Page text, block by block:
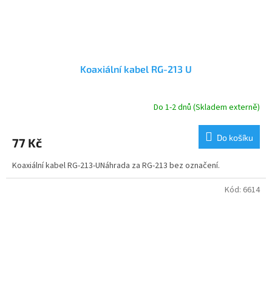
Koaxiální kabel RG-213 U
Do 1-2 dnů (Skladem externě)
77 Kč Do košíku
Koaxiální kabel RG-213-UNáhrada za RG-213 bez označení.
Kód: 6614